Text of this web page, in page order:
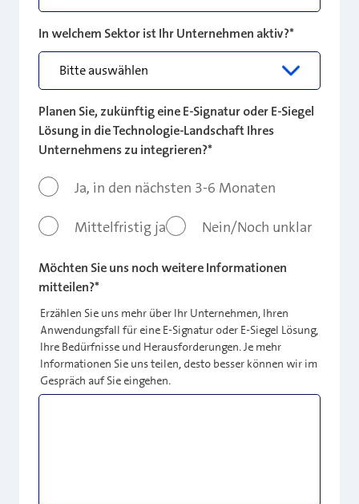
In welchem Sektor ist Ihr Unternehmen aktiv?*
Planen Sie, zukünftig eine E-Signatur oder E-Siegel
Lösung in die Technologie-Landschaft Ihres
Unternehmens zu integrieren?*
Ja, in den nächsten 3-6 Monaten
Mittelfristig ja Nein/Noch unklar
Möchten Sie uns noch weitere Informationen
mitteilen?*
Erzählen Sie uns mehr über Ihr Unternehmen, Ihren
Anwendungsfall für eine E-Signatur oder E-Siegel Lösung,
Ihre Bedürfnisse und Herausforderungen. Je mehr
Informationen Sie uns teilen, desto besser können wir im
Gespräch auf Sie eingehen.